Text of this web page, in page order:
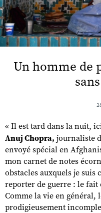
Un homme de
« Il est tard dans la nuit,
Anuj Chopra, journaliste
envoyé spécial en
mon carnet de notes
obstacles auxquels je
reporter de guerre : le fait
Comme la vie en général,
prodigieusement